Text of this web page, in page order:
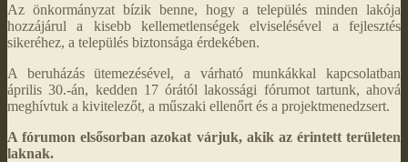
Az önkormányzat bízik benne, hogy a település minden lakója
hozzájárul a kisebb kellemetlenségek elviselésével a fejlesztés
sikeréhez, a település biztonsága érdekében.
A beruházás ütemezésével, a várható munkákkal kapcsolatban
április 30.-án, kedden 17 órától lakossági fórumot tartunk, ahová
meghívtuk a kivitelezőt, a műszaki ellenőrt és a projektmenedzsert.
A fórumon elsősorban azokat várjuk, akik az érintett területen
laknak.